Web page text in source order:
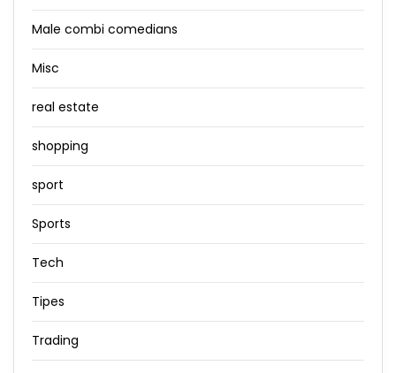
Male combi comedians
Misc
real estate
shopping
sport
Sports
Tech
Tipes
Trading